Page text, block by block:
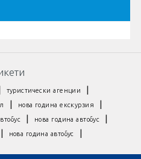
туристически агенции |
| нова година екскурзия |
| нова година автобус |
| нова година автобус |